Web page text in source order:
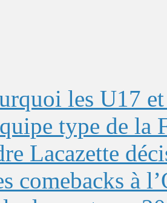
les U17
type de la
Lacazette
comebacks à